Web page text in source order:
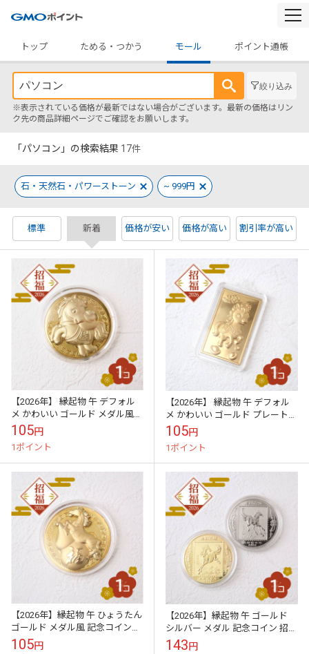
トップ
ためる・つかう モール ポイント通帳
絞り込み
※表示されている価格が最新ではない場合がございます。最新の価格はリン
ク先の商品詳細ページでご確認をお願いします。
「パソコン」の検索結果 17件
石・天然石・パワーストーン ~ 999円
標準 新着 価格が安い 価格が高い 割引率が高い
【2026年】 縁起物 午 デフォル
メ かわいい ゴールド メダル風
記念コイン風 招福 馬
105円
1ポイント
【2026年】 縁起物 午 デフォル
メ かわいい ゴールド プレート風
記念プレート風 招福 馬
105円
1ポイント
【2026年】縁起物 午 ひょうたん
ゴールド メダル風 記念コイン風
開運 招福 ギフト 馬
105円
【2026年】縁起物 午 ゴールド
シルバー メダル 記念コイン 招福
ギフト 金運 馬
143円